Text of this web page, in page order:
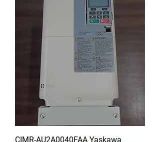
CIMR-AU2A0040FAA Yaskawa